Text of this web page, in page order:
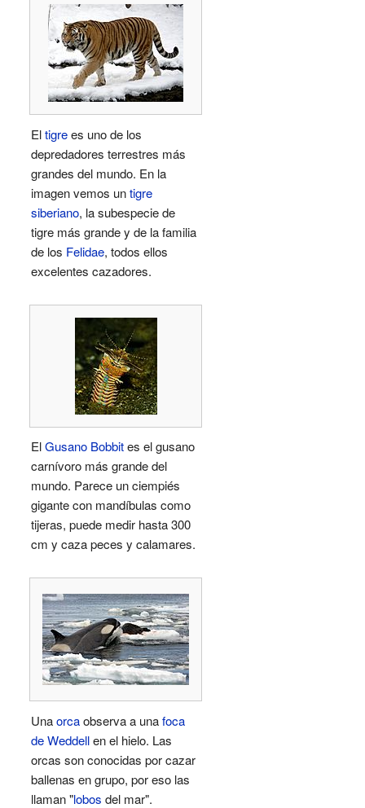
Eltigrees uno de los
depredadores terrestres más
grandes del mundo. En la
imagen vemos untigre
siberiano, la subespecie de
tigre más grande y de la familia
de los Felidae, todos ellos
excelentes cazadores.
ElGusano Bobbites el gusano
carnívoro más grande del
mundo. Parece un ciempiés
gigante con mandíbulas como
tijeras, puede medir hasta 300
cm y caza peces y calamares.
Unaorcaobserva a unafoca
de Weddellen el hielo. Las
orcas son conocidas por cazar
ballenas en grupo, por eso las
llaman "lobos del mar".